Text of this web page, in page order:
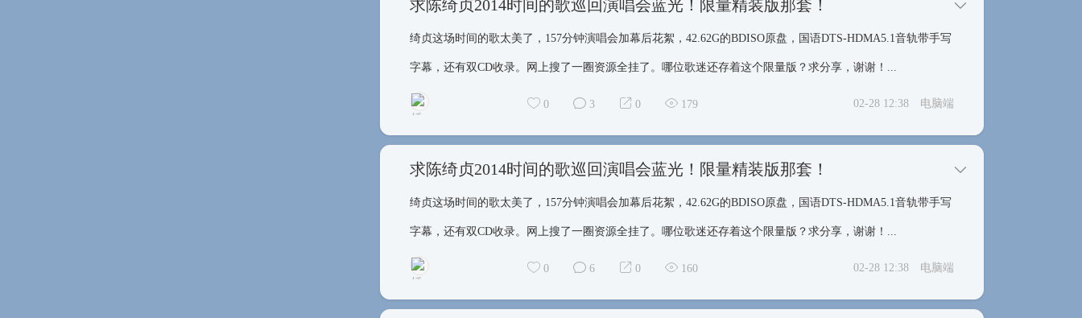
矮得看不见脚
求陈绮贞2014时间的歌巡回演唱会蓝光！限量精装版那套！
绮贞这场时间的歌太美了，157分钟演唱会加幕后花絮，42.62G的BDISO原盘，国语DTS-HDMA5.1音轨带手写
字幕，还有双CD收录。网上搜了一圈资源全挂了。哪位歌迷还存着这个限量版？求分享，谢谢！...
矮得看不见脚
0 3 0 179 02-28 12:38 电脑端
求陈绮贞2014时间的歌巡回演唱会蓝光！限量精装版那套！
绮贞这场时间的歌太美了，157分钟演唱会加幕后花絮，42.62G的BDISO原盘，国语DTS-HDMA5.1音轨带手写
字幕，还有双CD收录。网上搜了一圈资源全挂了。哪位歌迷还存着这个限量版？求分享，谢谢！...
0 6 0 160 02-28 12:38 电脑端